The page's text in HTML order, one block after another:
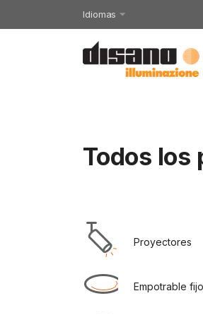
Idiomas
Todos los
Proyectores
Empotrable